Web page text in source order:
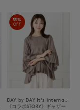
33%
OFF
《コラボSTORY》ギャザー